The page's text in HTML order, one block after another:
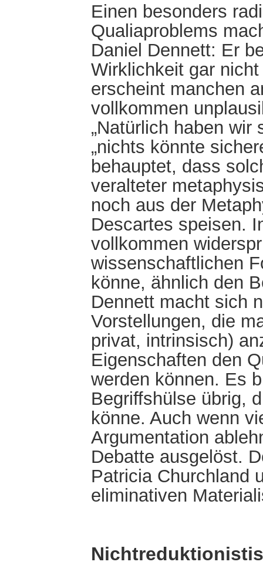
Einen besonders
Qualiaproblems
Daniel Dennett: Er
Wirklichkeit gar
erscheint manchen
vollkommen
„Natürlich haben wir
„nichts könnte
behauptet, dass
veralteter
noch aus der
Descartes speisen.
vollkommen
wissenschaftlichen
könne, ähnlich den
Dennett macht sich
Vorstellungen, die
privat, intrinsisch)
Eigenschaften den
werden können. Es
Begriffshülse übrig,
könne. Auch wenn
Argumentation
Debatte ausgelöst.
Patricia Churchland
eliminativen